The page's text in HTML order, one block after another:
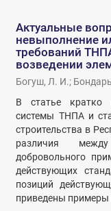
Актуальные
невыполнение
требований
возведении
Богуш, Л. И.;
В статье кратко
системы ТНПА и
строительства в
различия
добровольного
действующих
позиций
приведены примеры